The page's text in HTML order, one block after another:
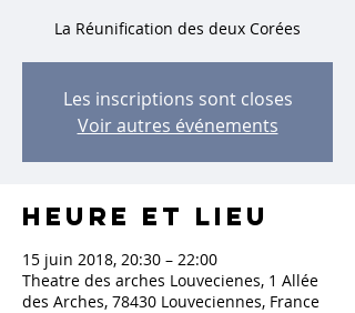
La Réunification des deux Corées
Les inscriptions sont closes
Voir autres événements
Heure et lieu
15 juin 2018, 20:30 – 22:00
Theatre des arches Louvecienes, 1 Allée
des Arches, 78430 Louveciennes, France